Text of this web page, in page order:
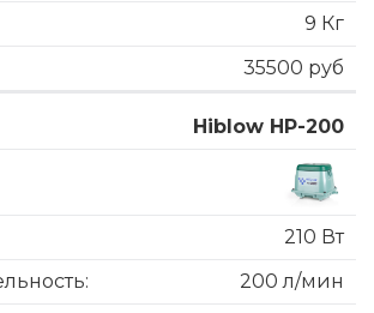
9 Кг
35500 руб
Hiblow HP-200
210 Вт
200 л/мин